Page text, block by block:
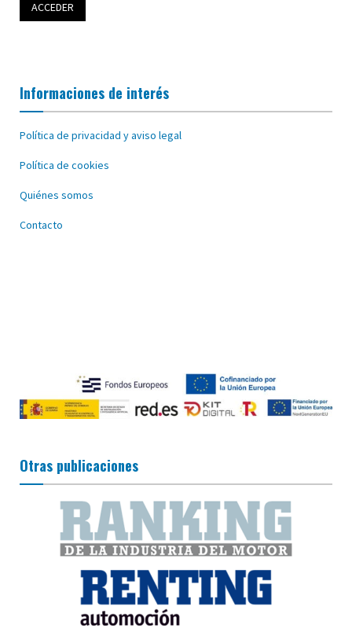
Informaciones de interés
Política de privacidad y aviso legal
Política de cookies
Quiénes somos
Contacto
Otras publicaciones